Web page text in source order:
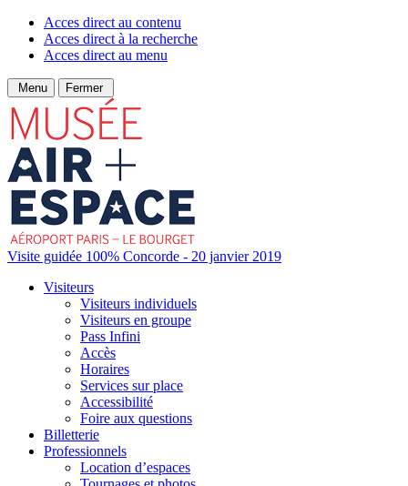
Acces direct au contenu
Acces direct à la recherche
Acces direct au menu
Menu Fermer
Visite guidée 100% Concorde - 20 janvier 2019
Visiteurs
Visiteurs individuels
Visiteurs en groupe
Pass Infini
Accès
Horaires
Services sur place
Accessibilité
Foire aux questions
Billetterie
Professionnels
Location d’espaces